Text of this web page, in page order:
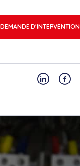
DEMANDE D'INTERVENTION